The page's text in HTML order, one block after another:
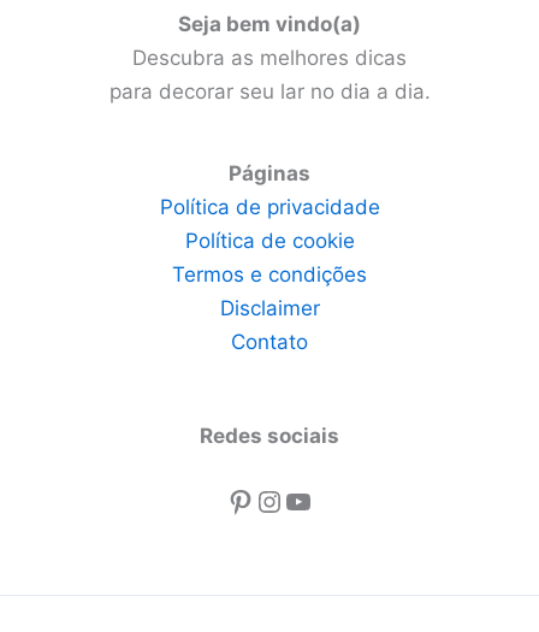
Seja bem vindo(a)
Descubra as melhores dicas
para decorar seu lar no dia a dia.
Páginas
Política de privacidade
Política de cookie
Termos e condições
Disclaimer
Contato
Redes sociais
Pinterest
Instagram
Youtube